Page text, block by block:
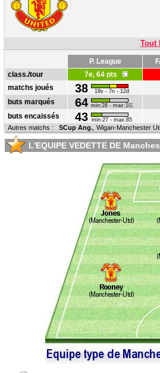
Tout
P. League
class./tour
7e, 64 pts
matchs joués
38 19v - 7n - 12d
buts marqués 64 min:28 - max:102
buts encaissés 43 min:27 - max:85
Autres matchs : SCup Ang. Wigan-Manchester
L'EQUIPE VEDETTE DE